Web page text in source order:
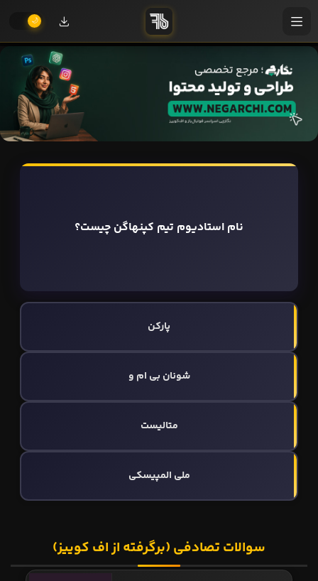
نام استادیوم تیم کپنهاگن چیست؟
پارکن
شونان بی ام و
متالیست
ملی المپیسکی
سوالات تصادفی (برگرفته از اف کوییز)